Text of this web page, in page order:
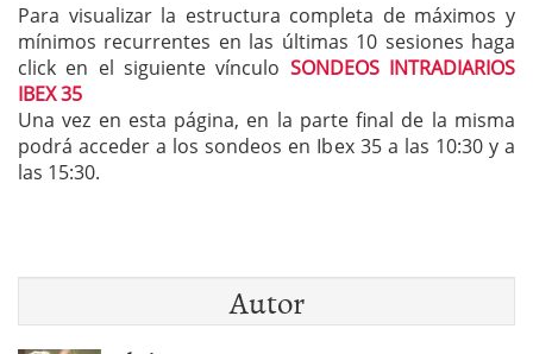
Para visualizar la estructura completa de máximos y
mínimos recurrentes en las últimas 10 sesiones haga
click en el siguiente vínculo SONDEOS INTRADIARIOS
IBEX 35
Una vez en esta página, en la parte final de la misma
podrá acceder a los sondeos en Ibex 35 a las 10:30 y a
las 15:30.
Autor